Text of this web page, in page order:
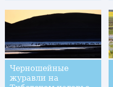
Черношейные
журавли на